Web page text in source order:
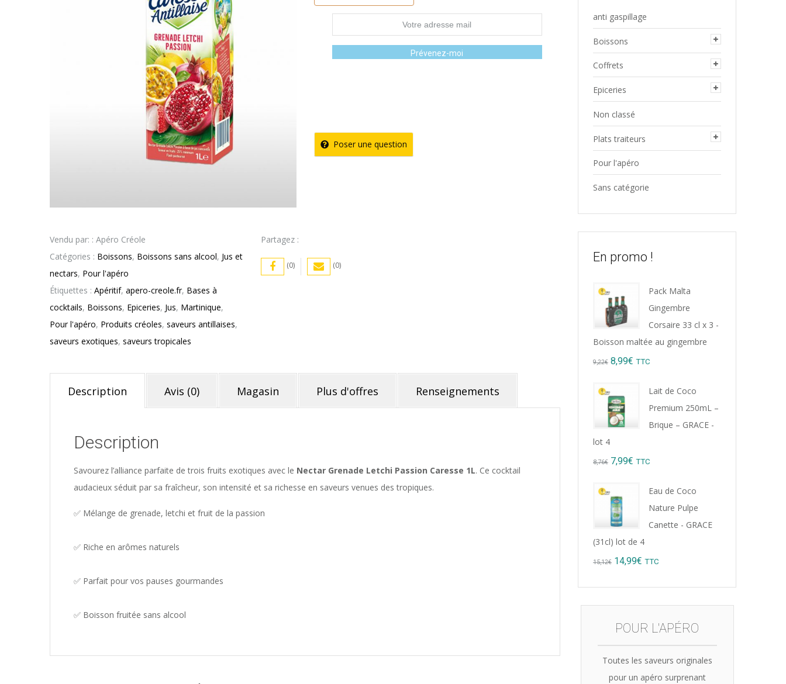
Prévenez-moi
Poser une question
Vendu par: : Apéro Créole
Catégories : Boissons, Boissons sans alcool, Jus et
nectars, Pour l'apéro
Étiquettes : Apéritif, apero-creole.fr, Bases à
cocktails, Boissons, Epiceries, Jus, Martinique,
Pour l'apéro, Produits créoles, saveurs antillaises,
saveurs exotiques, saveurs tropicales
Partagez :
(0) (0)
Description Avis (0) Magasin Plus d'offres Renseignements
Description
Savourez l’alliance parfaite de trois fruits exotiques avec le Nectar Grenade Letchi Passion Caresse 1L. Ce cocktail
audacieux séduit par sa fraîcheur, son intensité et sa richesse en saveurs venues des tropiques.
✅ Mélange de grenade, letchi et fruit de la passion
✅ Riche en arômes naturels
✅ Parfait pour vos pauses gourmandes
✅ Boisson fruitée sans alcool
anti gaspillage
Boissons
Coffrets
Epiceries
Non classé
Plats traiteurs
Pour l'apéro
Sans catégorie
En promo !
Pack Malta
Gingembre
Corsaire 33 cl x 3 -
Boisson maltée au gingembre
9,22€ Original
was:
9,22€.
8,99€ Current
TTC
Lait de Coco
Premium 250mL –
Brique – GRACE -
lot 4
8,76€ Original
was:
8,76€.
7,99€ Current
TTC
Eau de Coco
Nature Pulpe
Canette - GRACE
(31cl) lot de 4
15,12€ Original
14,99€ Current
TTC
POUR L'APÉRO
Toutes les saveurs originales
pour un apéro surprenant